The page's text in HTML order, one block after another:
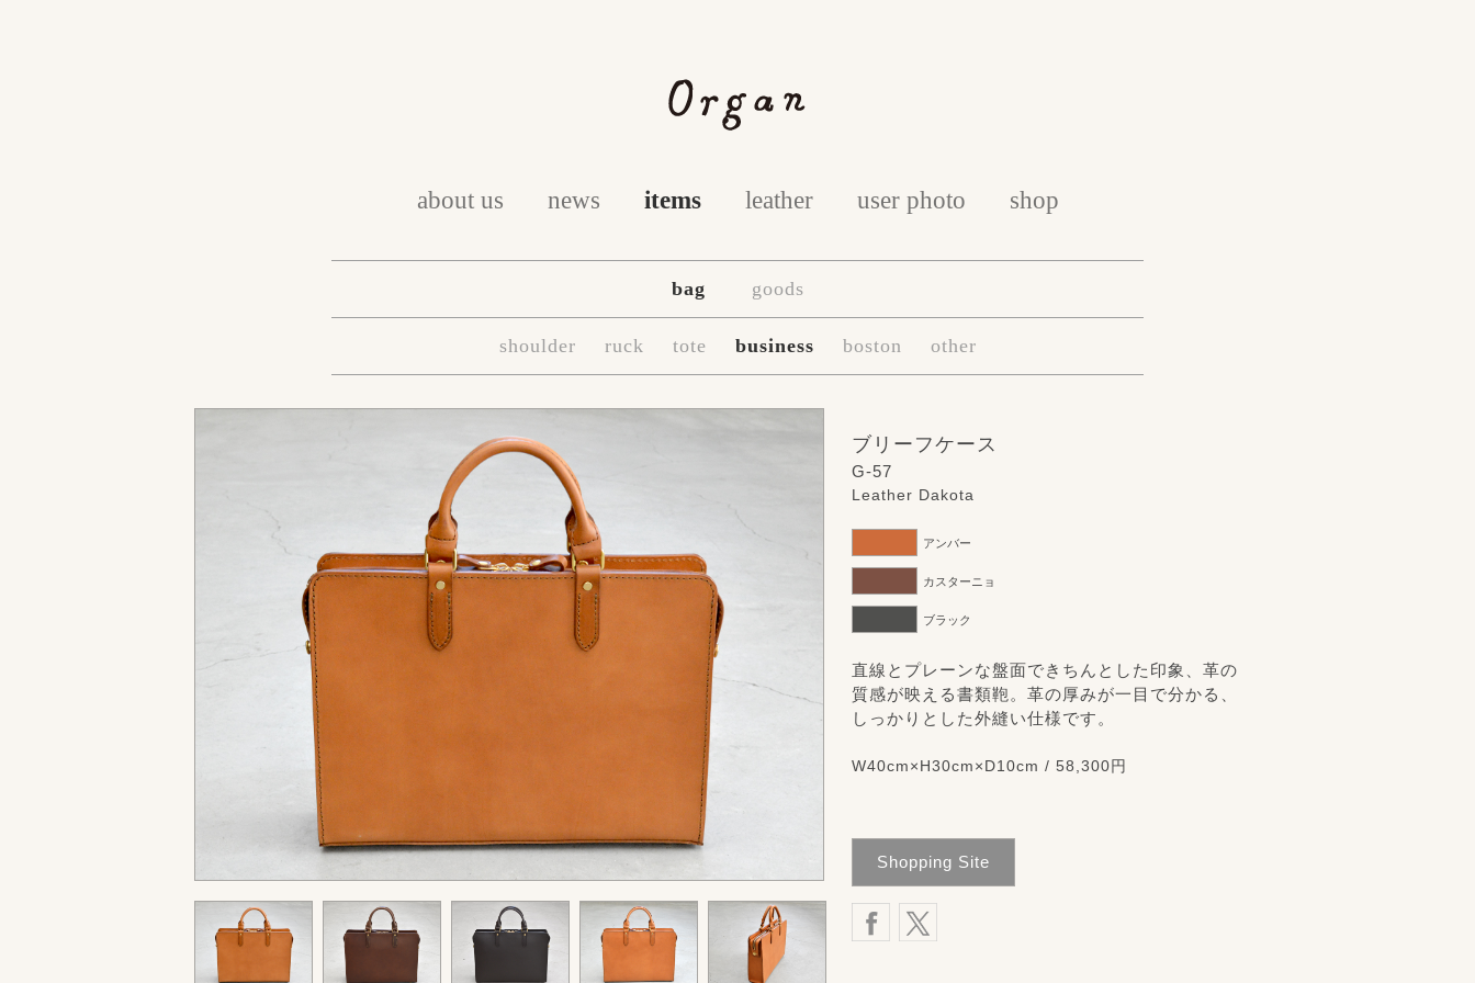
about us news items leather user photo shop
bag goods
shoulder ruck tote business boston other
ブリーフケース
G-57
Leather Dakota
アンバー
カスターニョ
ブラック
直線とプレーンな盤面できちんとした印象、革の
質感が映える書類鞄。革の厚みが一目で分かる、
しっかりとした外縫い仕様です。
W40cm×H30cm×D10cm / 58,300円
Shopping Site